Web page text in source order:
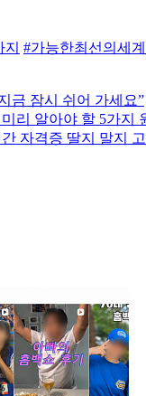
#가능한최선의세계
금 잠시 쉬어 가세요”
리 알아야 할 5가지
자격증 딸지 말지